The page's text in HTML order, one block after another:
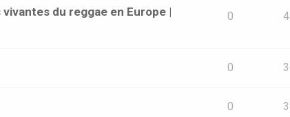
du reggae en Europe |
0
0
0